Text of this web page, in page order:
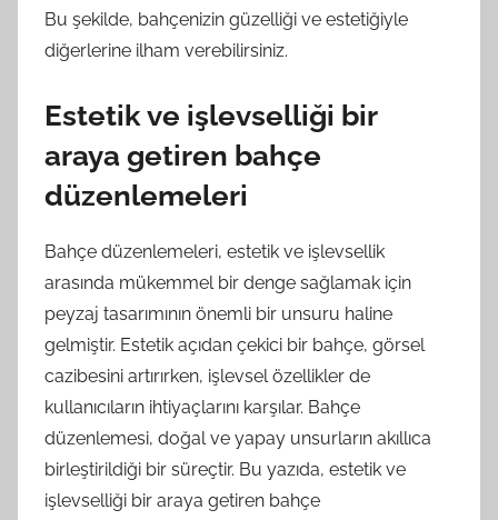
Bu şekilde, bahçenizin güzelliği ve estetiğiyle
diğerlerine ilham verebilirsiniz.
Estetik ve işlevselliği bir
araya getiren bahçe
düzenlemeleri
Bahçe düzenlemeleri, estetik ve işlevsellik
arasında mükemmel bir denge sağlamak için
peyzaj tasarımının önemli bir unsuru haline
gelmiştir. Estetik açıdan çekici bir bahçe, görsel
cazibesini artırırken, işlevsel özellikler de
kullanıcıların ihtiyaçlarını karşılar. Bahçe
düzenlemesi, doğal ve yapay unsurların akıllıca
birleştirildiği bir süreçtir. Bu yazıda, estetik ve
işlevselliği bir araya getiren bahçe